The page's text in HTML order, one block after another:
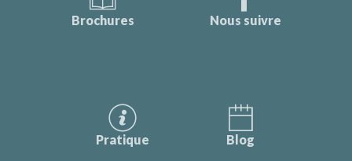
Brochures Nous suivre
Pratique Blog